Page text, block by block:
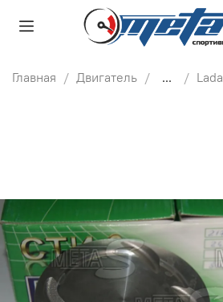
Главная Двигатель ... Lada